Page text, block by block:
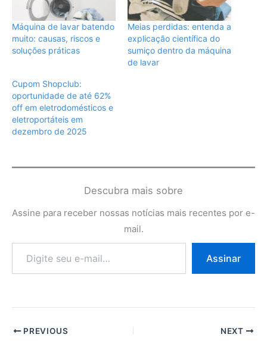
Máquina de lavar batendo
muito: causas, riscos e
soluções práticas
Meias perdidas: entenda a
explicação científica do
sumiço dentro da máquina
de lavar
Cupom Shopclub:
oportunidade de até 62%
off em eletrodomésticos e
eletroportáteis em
dezembro de 2025
Descubra mais sobre
Assine para receber nossas notícias mais recentes por e-
mail.
e-
Assinar
PREVIOUS NEXT